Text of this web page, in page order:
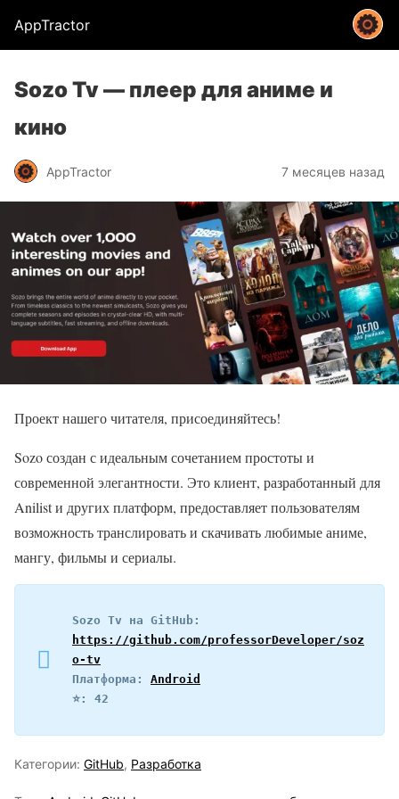
AppTractor
Sozo Tv — плеер для аниме и
кино
AppTractor 7 месяцев назад
Проект нашего читателя, присоединяйтесь!
Sozo создан с идеальным сочетанием простоты и
современной элегантности. Это клиент, разработанный для
Anilist и других платформ, предоставляет пользователям
возможность транслировать и скачивать любимые аниме,
мангу, фильмы и сериалы.
https://github.com/professorDeveloper/soz
o-tv
Платформа: Android
⭐️: 42
Категории: GitHub, Разработка